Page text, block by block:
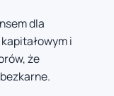
dla
i
że